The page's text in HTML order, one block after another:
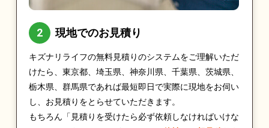
現地でのお見積り
キズナリライフの無料見積りのシステムをご理解いただ
けたら、東京都、埼玉県、神奈川県、千葉県、茨城県、
栃木県、群馬県であれば最短即日で実際に現地をお伺い
し、お見積りをとらせていただきます。
もちろん「見積りを受けたら必ず依頼しなければいけな